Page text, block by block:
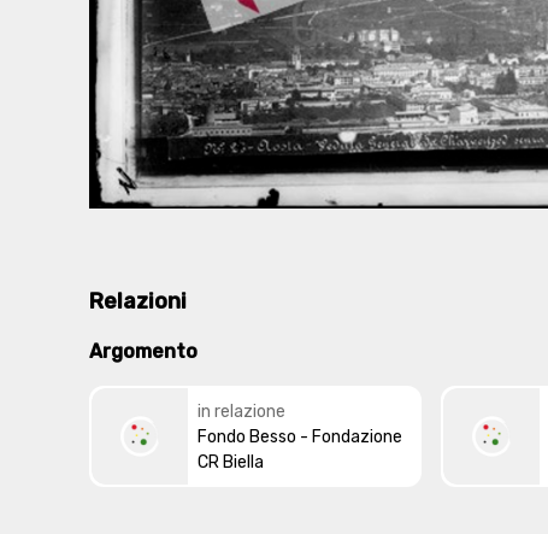
Relazioni
Argomento
in relazione
Fondo Besso - Fondazione
CR Biella